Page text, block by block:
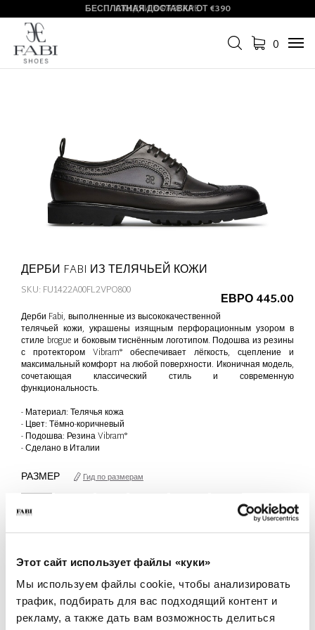
Этот сайт использует файлы «куки»
Мы используем файлы cookie, чтобы анализировать
трафик, подбирать для вас подходящий контент и
рекламу, а также дать вам возможность делиться
СКИДКИ В РАЗГАРЕ
БЕСПЛАТНАЯ ДОСТАВКА ОТ €390
0
ДЕРБИ FABI ИЗ ТЕЛЯЧЬЕЙ КОЖИ
ЕВРО 445.00
SKU: FU1422A00FL2VPO800
Дерби Fabi, выполненные из высококачественной
телячьей кожи, украшены изящным перфорационным узором в
стиле brogue и боковым тиснённым логотипом. Подошва из резины
с протектором Vibram® обеспечивает лёгкость, сцепление и
максимальный комфорт на любой поверхности. Иконичная модель,
сочетающая классический стиль и современную
функциональность.
- Материал: Телячья кожа
- Цвет: Тёмно-коричневый
- Подошва: Резина Vibram®
- Сделано в Италии
РАЗМЕР Гид по размерам
40
только 1 Доступна единица
КОЛИЧЕСТВО
+
-